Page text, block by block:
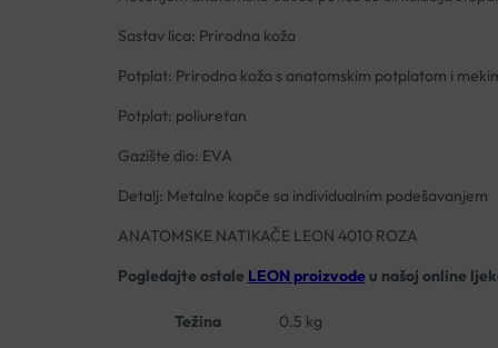
Sastav lica: Prirodna koža
Potplat: Prirodna koža s anatomskim potplatom i
Potplat: poliuretan
Gazište dio: EVA
Detalj: Metalne kopče sa individualnim podešavanjem
ANATOMSKE NATIKAČE LEON 4010 ROZA
Pogledajte ostale LEON proizvodeu našoj online
Težina 0.5 kg